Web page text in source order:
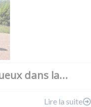
dans la…
Lire la suite